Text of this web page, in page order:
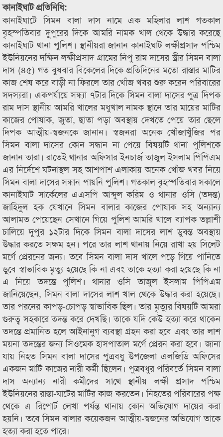
কানাইঘাট প্রতিনিধি:
কানাইঘাটে সিমন বালা দাস নামে এক মহিলার লাশ গতকাল
বৃহস্পতিবার দুপুরের দিকে আমরি নামক খাল থেকে উদ্ধার করেছে
কানাইঘাট থানা পুলিশ। স্থানীয়রা জানান কানাইঘাট লক্ষীপ্রসাদ পশ্চিম
ইউনিয়নের দক্ষিন লক্ষীপ্রসাদ গ্রামের নিপু রাম দাসের স্ত্রীর সিমন বালা
দাস (৪৫) গত বুধবার বিকেলের দিকে প্রতিদিনের মতো রাস্তার মাটির
কাজ শেষ করে বাড়ী না ফিরলে তার খোঁজ খবর শুরু করেন পরিবারের
সদস্যরা। একপর্যায়ে সন্ধ্যা ৭টার দিকে সিমন বালা দাসের পুত্র দিপক
রাম দাস স্থানীয় আমরি খালের মধুখাল নামক স্থানে তার মায়ের মাটির
কাজের পোষাক, জুতা, ছাতা পড়া অবস্থায় দেখতে পেয়ে তার ছেলে
দিপক আত্মীয়-স্বজনকে জানান। স্বজনরা অনেক খোঁজাখুঁজির পর
সিমন বালা দাসের কোন সন্ধান না পেয়ে বিষয়টি থানা পুলিশকে
জানান তারা। রাতেই থানার অফিসার ইনচার্জ তাজুল ইসলাম পিপিএম
এর নির্দেশে ঘটনাস্থল সহ আশপাশ এলাকায় অনেক খোঁজ খবর নিয়ে
সিমন বালা দাসের সন্ধান পায়নি পুলিশ। গতকাল বৃহস্পতিবার সকালে
কানাইঘাট সার্কেলের এএসপি আব্দুল করিম ও থানার ওসি (তদন্ত)
জাহিদুল হক যেখানে সিমন বালার কাজের পোষাক সহ অন্যান্য
আলামত পেয়েছেন সেখানে গিয়ে পুলিশ আমরি খালে ব্যাপক তল্লাশী
চালিয়ে দুপুর ১২টার দিকে সিমন বালা দাসের লাশ ডুবন্ত অবস্থায়
উদ্ধার করতে সক্ষম হন। পরে তার লাশ থানায় নিয়ে রাখা হয় সিলেট
মর্গে প্রেরনের জন্য। তবে সিমন বালা দাস খালে পড়ে গিয়ে পানিতে
ডুবে স্বাভাবিক মৃত্যু হয়েছে কি না এবং তাকে হত্যা করা হয়েছে কি না
এ নিয়ে তদন্তে পুলিশ। থানার ওসি তাজুল ইসলাম পিপিএম
জানিয়েছেন, সিমন বালা দাসের লাশ খাল থেকে উদ্ধার করা হয়েছে।
তার পরনের কাপড়-চোপড় স্বাভাবিক ছিল। তার মৃত্যুর বিষয়টি আমরা
গুরুত্ব সহকারে তদন্ত করে দেখছি। তাকে যদি কেউ হত্যা করে থাকেন
তদন্তে প্রমানিত হলে আইনানুগ ব্যবস্থা গ্রহন করা হবে এবং তার লাশ
ময়না তদন্তের জন্য সিওমেক হাসপাতাল মর্গে প্রেরন করা হবে। জানা
যায় নিহত সিমন বালা দাসের পুত্রবধু উপজেলা এলজিডি অফিসের
একজন মাটি কাজের নারী কর্মী ছিলেন। পুত্রবধুর পরিবর্তে সিমন বালা
দাস অন্যান্য নারী কর্মীদের সাথে স্থানীয় লক্ষী প্রসাদ পশ্চিম
ইউনিয়নের রাস্তা-ঘাটের মাটির কাজ করতেন। নিহতের পরিবারের পক্ষ
থেকে এ রিপোর্ট লেখা পর্যন্ত থানায় কোন অভিযোগ দায়ের করা
হয়নি। তবে সিমন বালার কয়েকজন আত্মীয়-স্বজনের অভিযোগ তাকে
হত্যা করা হতে পারে।